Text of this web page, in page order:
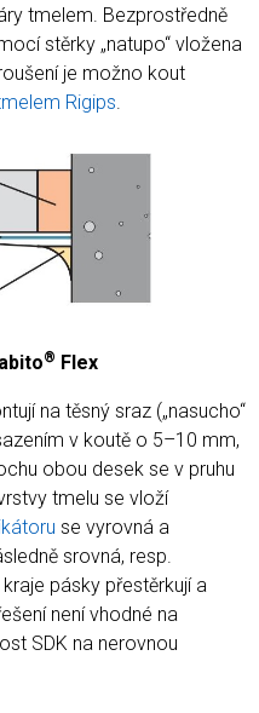
tmelem. Bezprostředně
stěrky „natupo“ vložena
je možno kout
Rigips
® Flex
na těsný sraz („nasucho“
v koutě o 5–10 mm,
obou desek se v pruhu
tmelu se vloží
se vyrovná a
srovná, resp.
pásky přestěrkují a
není vhodné na
SDK na nerovnou